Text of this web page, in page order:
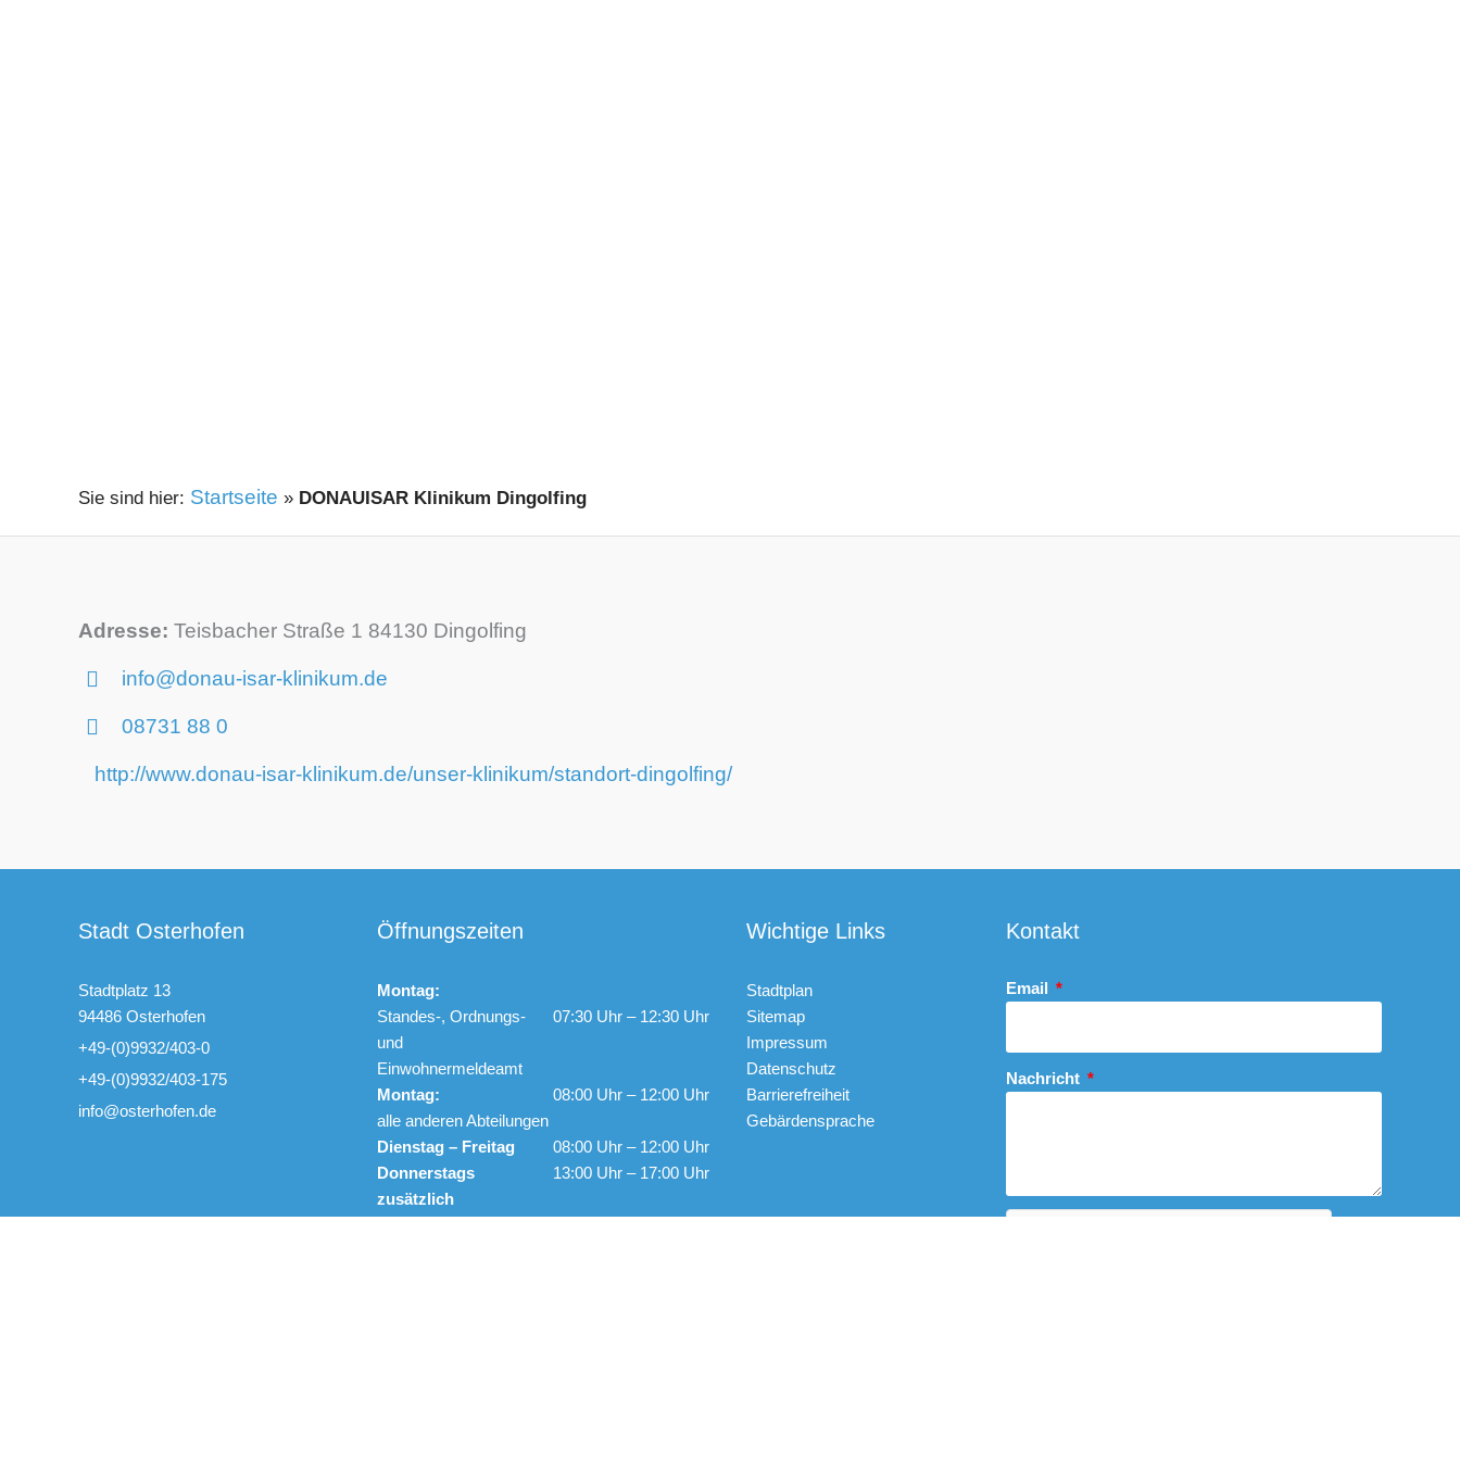
Startseite » DONAUISAR Klinikum Dingolfing
Adresse: Teisbacher Straße 1 84130 Dingolfing
info@donau-isar-klinikum.de
08731 88 0
http://www.donau-isar-klinikum.de/unser-klinikum/standort-dingolfing/
Stadt Osterhofen
Stadtplatz 13
94486 Osterhofen
+49-(0)9932/403-0
+49-(0)9932/403-175
info@osterhofen.de
Öffnungszeiten
Montag:
Standes-, Ordnungs-
und
Einwohnermeldeamt
07:30 Uhr – 12:30 Uhr
Montag:
alle anderen Abteilungen
08:00 Uhr – 12:00 Uhr
Dienstag – Freitag
08:00 Uhr – 12:00 Uhr
Donnerstags
zusätzlich
13:00 Uhr – 17:00 Uhr
Wichtige Links
Stadtplan
Sitemap
Impressum
Datenschutz
Barrierefreiheit
Gebärdensprache
Kontakt
Email
Nachricht